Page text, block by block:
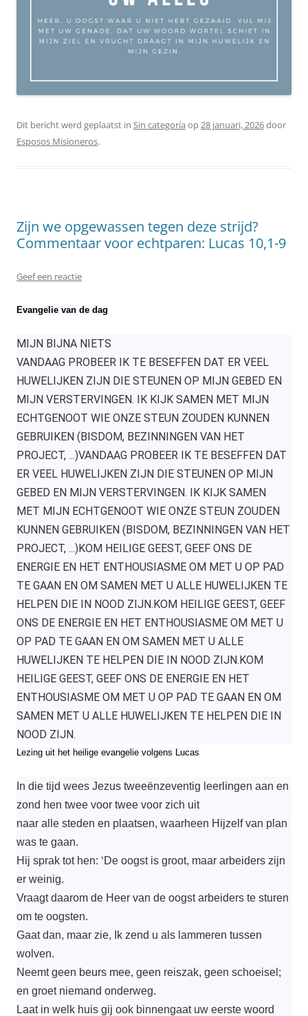
Dit bericht werd geplaatst in Sin categoría op28 januari, 2026door
Esposos Misioneros.
Zijn we opgewassen tegen deze strijd?
Commentaar voor echtparen: Lucas 10,1-9
Geef een reactie
Evangelie van de dag
MIJN BIJNA NIETS
VANDAAG PROBEER IK TE BESEFFEN DAT ER VEEL
HUWELIJKEN ZIJN DIE STEUNEN OP MIJN GEBED EN
MIJN VERSTERVINGEN. IK KIJK SAMEN MET MIJN
ECHTGENOOT WIE ONZE STEUN ZOUDEN KUNNEN
GEBRUIKEN (BISDOM, BEZINNINGEN VAN HET
PROJECT, ...)VANDAAG PROBEER IK TE BESEFFEN DAT
ER VEEL HUWELIJKEN ZIJN DIE STEUNEN OP MIJN
GEBED EN MIJN VERSTERVINGEN. IK KIJK SAMEN
MET MIJN ECHTGENOOT WIE ONZE STEUN ZOUDEN
KUNNEN GEBRUIKEN (BISDOM, BEZINNINGEN VAN HET
PROJECT, ...)KOM HEILIGE GEEST, GEEF ONS DE
ENERGIE EN HET ENTHOUSIASME OM MET U OP PAD
TE GAAN EN OM SAMEN MET U ALLE HUWELIJKEN TE
HELPEN DIE IN NOOD ZIJN.KOM HEILIGE GEEST, GEEF
ONS DE ENERGIE EN HET ENTHOUSIASME OM MET U
OP PAD TE GAAN EN OM SAMEN MET U ALLE
HUWELIJKEN TE HELPEN DIE IN NOOD ZIJN.KOM
HEILIGE GEEST, GEEF ONS DE ENERGIE EN HET
ENTHOUSIASME OM MET U OP PAD TE GAAN EN OM
SAMEN MET U ALLE HUWELIJKEN TE HELPEN DIE IN
NOOD ZIJN.
Lezing uit het heilige evangelie volgens Lucas
In die tijd wees Jezus tweeënzeventig leerlingen aan en
zond hen twee voor twee voor zich uit
naar alle steden en plaatsen, waarheen Hijzelf van plan
was te gaan.
Hij sprak tot hen: ‘De oogst is groot, maar arbeiders zijn
er weinig.
Vraagt daarom de Heer van de oogst arbeiders te sturen
om te oogsten.
Gaat dan, maar zie, Ik zend u als lammeren tussen
wolven.
Neemt geen beurs mee, geen reiszak, geen schoeisel;
en groet niemand onderweg.
Laat in welk huis gij ook binnengaat uw eerste woord